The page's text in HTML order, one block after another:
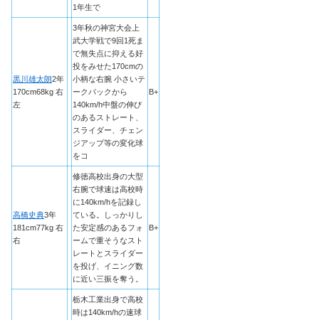
1年生で
黒川雄太朗2年
170cm68kg 右
左
3年秋の神宮大会上
武大学戦で9回1死ま
で無失点に抑える好
投をみせた170cmの
小柄な右腕 小さいテ
ークバックから
140km/h中盤の伸び
のあるストレート、
スライダー、チェン
ジアップ等の変化球
をコ
B+
高橋史典3年
181cm77kg 右
右
修徳高校出身の大型
右腕で球速は高校時
に140km/hを記録し
ている。しっかりし
た安定感のあるフォ
ームで重そうなスト
レートとスライダー
を投げ、イニング数
に近い三振を奪う。
B+
栃木工業出身で高校
時は140km/hの速球